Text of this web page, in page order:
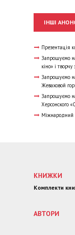
ІНШІ
Презентація
Запрошуємо
кіно» і творчу
Запрошуємо
Жеваховой
Запрошуємо
Херсонского
Міжнародний
КНИЖКИ
Комплекти
АВТОРИ